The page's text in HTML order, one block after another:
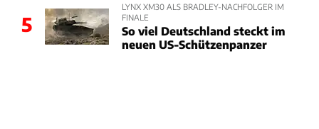
5
LYNX XM30 ALS BRADLEY-NACHFOLGER IM
FINALE
So viel Deutschland steckt im
neuen US-Schützenpanzer